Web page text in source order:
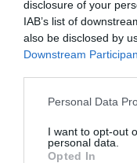
disclosure of your
IAB’s list of
also be disclosed by
Downstream
Personal Data
I want to opt-out
personal data.
Opted In
”Hoppas vi
Senaste
20/4